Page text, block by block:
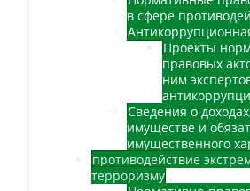
в сфере
Проекты
правовых
ним
Сведения о
имуществе и
имущественного
противодействие
терроризму